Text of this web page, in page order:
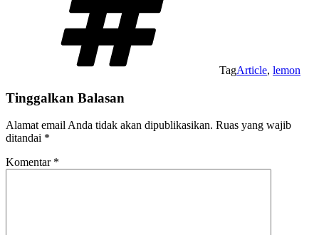
TagArticle, lemon
Tinggalkan Balasan
Alamat email Anda tidak akan dipublikasikan. Ruas yang wajib
ditandai *
Komentar *